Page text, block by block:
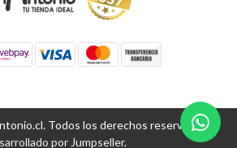
Todos los derechos reservados.
por Jumpseller.